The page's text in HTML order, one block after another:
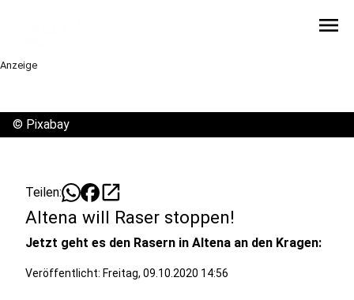
menu
Anzeige
© Pixabay
Teilen: open_in_new
Altena will Raser stoppen!
Jetzt geht es den Rasern in Altena an den Kragen:
Veröffentlicht: Freitag, 09.10.2020 14:56